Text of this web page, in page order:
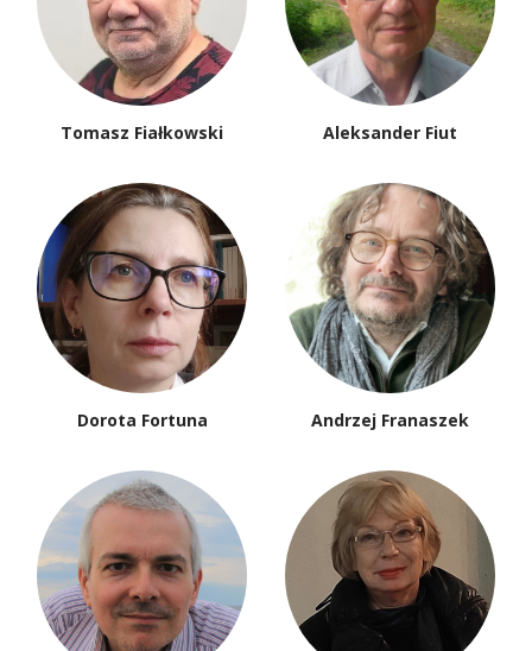
Tomasz Fiałkowski Aleksander Fiut
Dorota Fortuna Andrzej Franaszek